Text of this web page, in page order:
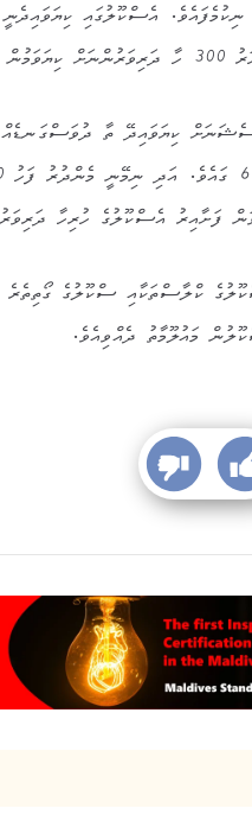
ދާނެއެވެ.
ކިޔަވައިދޭ ތާ
ފަށާއިރު އެސްކޫލުގެ ހުރިހާ
ކްލާސްތަކާއި ސްކޫލުގެ ގޯތިތެރެ
މައުލޫމާތު ދެއްވިއެވެ.